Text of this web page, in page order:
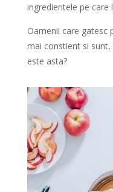
ingredientele pe care
Oamenii care gatesc
mai constient si sunt,
este asta?